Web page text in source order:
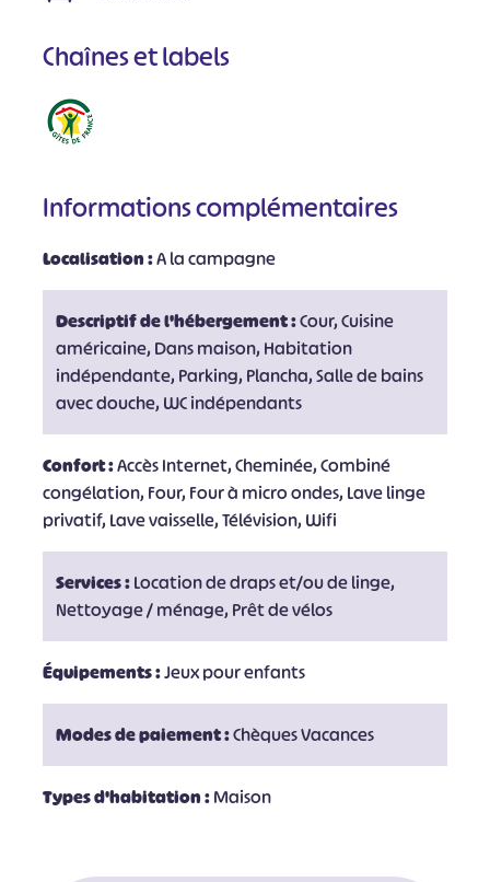
Chaînes et labels
Informations complémentaires
Localisation :A la campagne
Descriptif de l'hébergement :Cour, Cuisine
américaine, Dans maison, Habitation
indépendante, Parking, Plancha, Salle de bains
avec douche, WC indépendants
Confort :Accès Internet, Cheminée, Combiné
congélation, Four, Four à micro ondes, Lave linge
privatif, Lave vaisselle, Télévision, Wifi
Services :Location de draps et/ou de linge,
Nettoyage / ménage, Prêt de vélos
Équipements :Jeux pour enfants
Modes de paiement :Chèques Vacances
Types d'habitation :Maison